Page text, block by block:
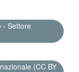
- Settore
(CC BY